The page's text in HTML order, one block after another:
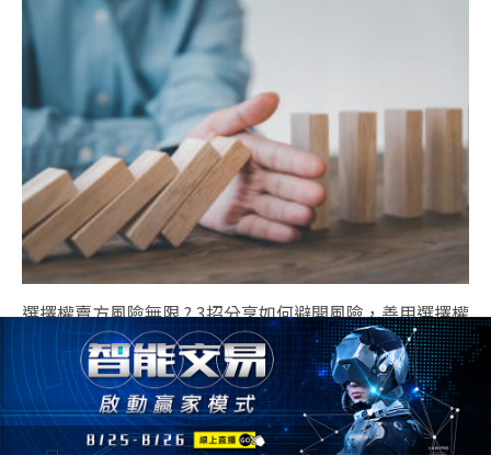
選擇權賣方風險無限 ? 3招分享如何避開風險，善用選擇權
賣方高勝算的交易優勢